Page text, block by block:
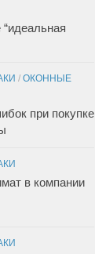
“идеальная
/ ОКОННЫЕ
при покупке
в компании